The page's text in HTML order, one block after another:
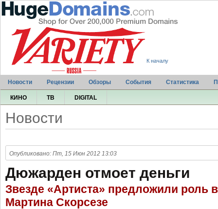
К началу
Новости Рецензии Обзоры События Статистика
КИНО ТВ DIGITAL
Новости
Опубликовано: Пт, 15 Июн 2012 13:03
Дюжарден отмоет деньги
Звезде «Артиста» предложили роль
Мартина Скорсезе